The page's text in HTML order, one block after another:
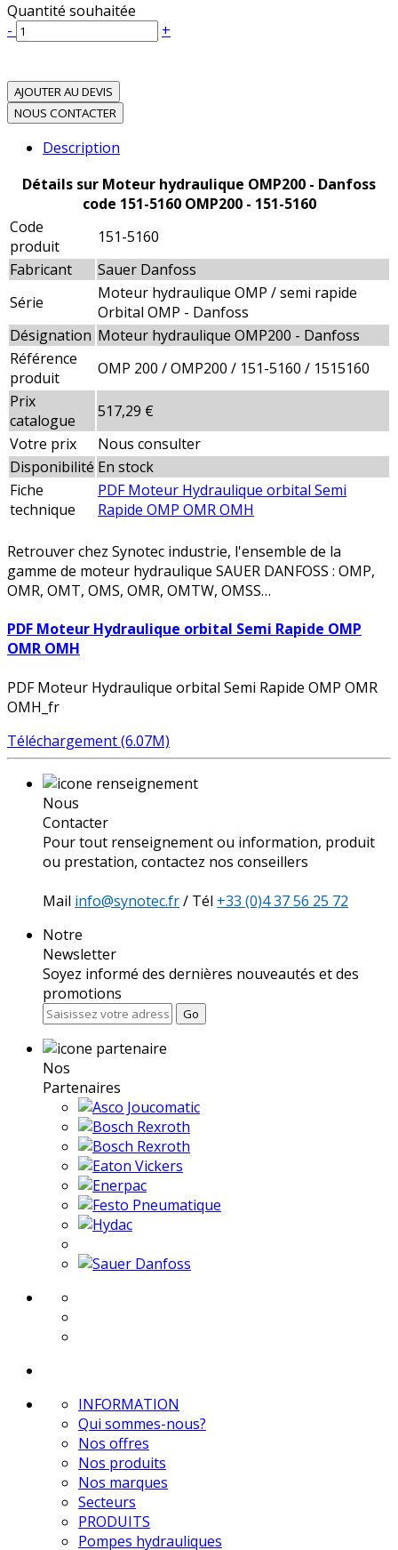
Quantité souhaitée
-
+
AJOUTER AU DEVIS
NOUS CONTACTER
Description
Détails sur Moteur hydraulique OMP200 - Danfoss
code 151-5160 OMP200 - 151-5160
Code
produit
151-5160
Fabricant
Sauer Danfoss
Série
Moteur hydraulique OMP / semi rapide
Orbital OMP - Danfoss
Désignation Moteur hydraulique OMP200 - Danfoss
Référence
produit
OMP 200 / OMP200 / 151-5160 / 1515160
Prix
catalogue
517,29 €
Votre prix
Nous consulter
Disponibilité En stock
Fiche
technique
PDF Moteur Hydraulique orbital Semi
Rapide OMP OMR OMH
Retrouver chez Synotec industrie, l'ensemble de la
gamme de moteur hydraulique SAUER DANFOSS : OMP,
OMR, OMT, OMS, OMR, OMTW, OMSS…
PDF Moteur Hydraulique orbital Semi Rapide OMP
OMR OMH
PDF Moteur Hydraulique orbital Semi Rapide OMP OMR
OMH_fr
Téléchargement (6.07M)
Nous
Contacter
Pour tout renseignement ou information, produit
ou prestation, contactez nos conseillers
Mail info@synotec.fr/ Tél +33 (0)4 37 56 25 72
Notre
Newsletter
Soyez informé des dernières nouveautés et des
promotions
Go
Nos
Partenaires
INFORMATION
Qui sommes-nous?
Nos offres
Nos produits
Nos marques
Secteurs
PRODUITS
Pompes hydrauliques